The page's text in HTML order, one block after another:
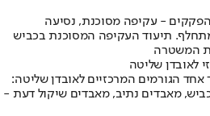
- עקיפה מסוכנת, נסיעה
תיעוד העקיפה המסוכנת בכביש
לאובדן שליטה
אחד הגורמים המרכזיים לאובדן שליטה:
מאבדים נתיב, מאבדים שיקול דעת -